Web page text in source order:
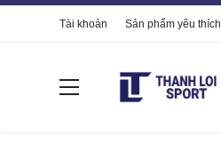
Tài khoản Sản phẩm yêu thích